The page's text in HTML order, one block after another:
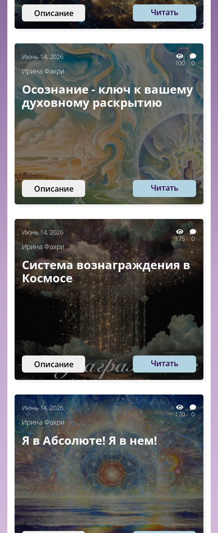
Описание Читать
Июнь 14, 2026
100 0
Ирина Фахри
Осознание - ключ к вашему
духовному раскрытию
Описание Читать
Июнь 14, 2026
175 0
Ирина Фахри
Система вознаграждения в
Космосе
Описание Читать
Июнь 14, 2026
170 0
Ирина Фахри
Я в Абсолюте! Я в нем!